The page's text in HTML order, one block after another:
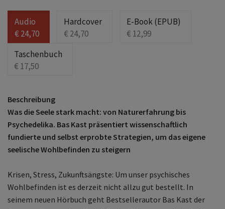
Audio
€ 24,70
Hardcover
€ 24,70
E-Book (EPUB)
€ 12,99
Taschenbuch
€ 17,50
Beschreibung
Was die Seele stark macht: von Naturerfahrung bis
Psychedelika. Bas Kast präsentiert wissenschaftlich
fundierte und selbst erprobte Strategien, um das eigene
seelische Wohlbefinden zu steigern
Krisen, Stress, Zukunftsängste: Um unser psychisches
Wohlbefinden ist es derzeit nicht allzu gut bestellt. In
seinem neuen Hörbuch geht Bestsellerautor Bas Kast der